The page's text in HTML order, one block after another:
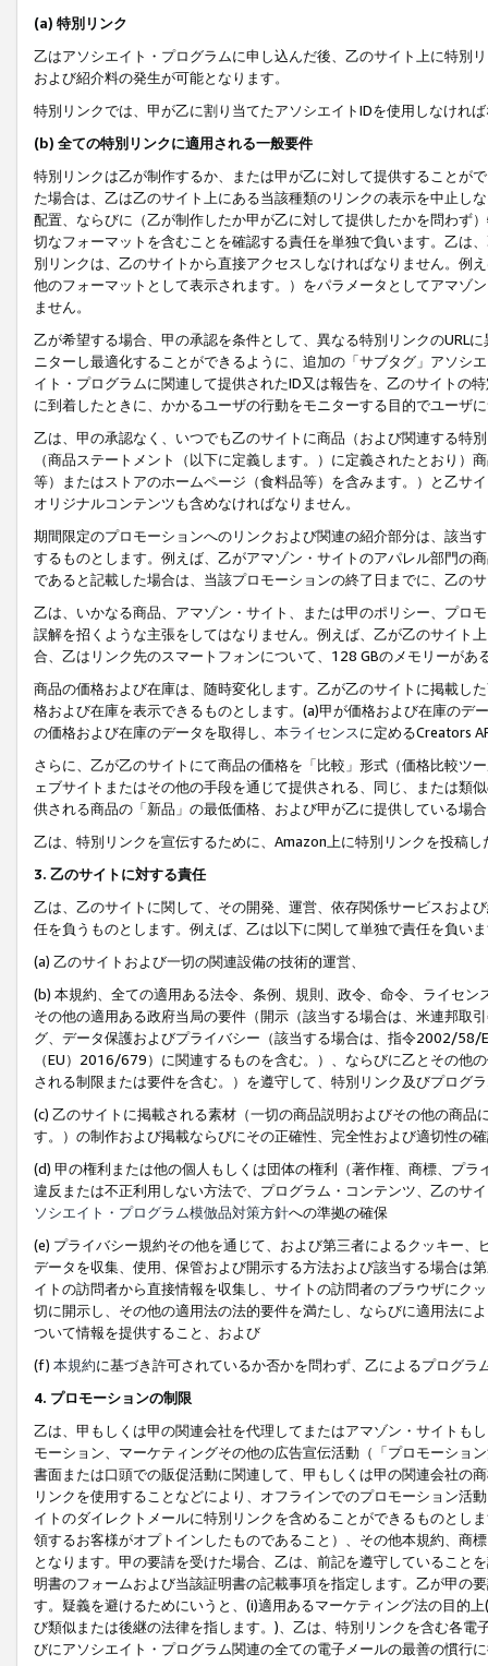
(a) 特別リンク
乙はアソシエイト・プログラムに申し込んだ後、乙のサイト上に特別
および紹介料の発生が可能となります。
特別リンクでは、甲が乙に割り当てたアソシエイトIDを使用しなけれ
(b) 全ての特別リンクに適用される一般要件
特別リンクは乙が制作するか、または甲が乙に対して提供することが
た場合は、乙は乙のサイト上にある当該種類のリンクの表示を中止し
配置、ならびに（乙が制作したか甲が乙に対して提供したかを問わず
切なフォーマットを含むことを確認する責任を単独で負います。乙は
別リンクは、乙のサイトから直接アクセスしなければなりません。例
他のフォーマットとして表示されます。）をパラメータとしてアマゾ
ません。
乙が希望する場合、甲の承認を条件として、異なる特別リンクのURL
ニターし最適化することができるように、追加の「サブタグ」アソシ
イト・プログラムに関連して提供されたID又は報告を、乙のサイトの
に到着したときに、かかるユーザの行動をモニターする目的でユーザ
乙は、甲の承認なく、いつでも乙のサイトに商品（および関連する特
（商品ステートメント（以下に定義します。）に定義されたとおり
等）またはストアのホームページ（食料品等）を含みます。）と乙サ
オリジナルコンテンツも含めなければなりません。
期間限定のプロモーションへのリンクおよび関連の紹介部分は、該当
するものとします。例えば、乙がアマゾン・サイトのアパレル部門の
であると記載した場合は、当該プロモーションの終了日までに、乙の
乙は、いかなる商品、アマゾン・サイト、または甲のポリシー、プロ
誤解を招くような主張をしてはなりません。例えば、乙が乙のサイト
合、乙はリンク先のスマートフォンについて、128 GBのメモリーがあ
商品の価格および在庫は、随時変化します。乙が乙のサイトに掲載し
格および在庫を表示できるものとします。(a)甲が価格および在庫の
の価格および在庫のデータを取得し、 本ライセンスに定めるCreators
さらに、乙が乙のサイトにて商品の価格を「比較」形式（価格比較ツ
ェブサイトまたはその他の手段を通じて提供される、同じ、または類
供される商品の「新品」の最低価格、および甲が乙に提供している場
乙は、特別リンクを宣伝するために、Amazon上に特別リンクを投稿
3. 乙のサイトに対する責任
乙は、乙のサイトに関して、その開発、運営、依存関係サービスおよ
任を負うものとします。例えば、乙は以下に関して単独で責任を負い
(a) 乙のサイトおよび一切の関連設備の技術的運営、
(b) 本規約、全ての適用ある法令、条例、規則、政令、命令、ライセ
その他の適用ある政府当局の要件（開示（該当する場合は、米連邦取
グ、データ保護およびプライバシー（該当する場合は、指令2002/58/
（EU）2016/679）に関連するものを含む。）、ならびに乙とその他
される制限または要件を含む。）を遵守して、特別リンク及びプログ
(c) 乙のサイトに掲載される素材（一切の商品説明およびその他の商
す。）の制作および掲載ならびにその正確性、完全性および適切性の
(d) 甲の権利または他の個人もしくは団体の権利（著作権、商標、プ
違反または不正利用しない方法で、プログラム・コンテンツ、乙のサ
ソシエイト・プログラム模倣品対策方針への準拠の確保
(e) プライバシー規約その他を通じて、および第三者によるクッキー
データを収集、使用、保管および開示する方法および該当する場合は
イトの訪問者から直接情報を収集し、サイトの訪問者のブラウザにク
切に開示し、その他の適用法の法的要件を満たし、ならびに適用法に
ついて情報を提供すること、および
(f) 本規約に基づき許可されているか否かを問わず、乙によるプログ
4. プロモーションの制限
乙は、甲もしくは甲の関連会社を代理してまたはアマゾン・サイトも
モーション、マーケティングその他の広告宣伝活動（「プロモーショ
書面または口頭での販促活動に関連して、甲もしくは甲の関連会社の
リンクを使用することなどにより、オフラインでのプロモーション活
イトのダイレクトメールに特別リンクを含めることができるものとし
領するお客様がオプトインしたものであること）、その他本規約、商
となります。甲の要請を受けた場合、乙は、前記を遵守していること
明書のフォームおよび当該証明書の記載事項を指定します。乙が甲の
す。疑義を避けるためにいうと、(i)適用あるマーケティング法の目的
び類似または後継の法律を指します。)、乙は、特別リンクを含む各
びにアソシエイト・プログラム関連の全ての電子メールの最善の慣行